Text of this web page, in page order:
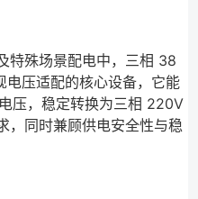
特殊场景配电中，三相 38
压适配的核心设备，它能
压，稳定转换为三相 220V
，同时兼顾供电安全性与稳